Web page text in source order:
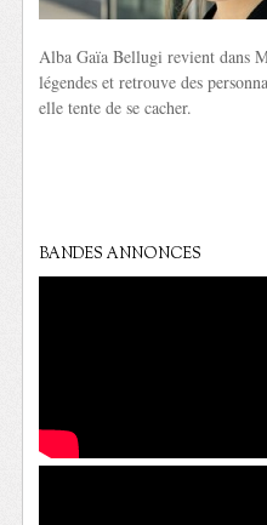
Alba Gaïa Bellugi revient dans
légendes et retrouve des
elle tente de se cacher.
BANDES ANNONCES